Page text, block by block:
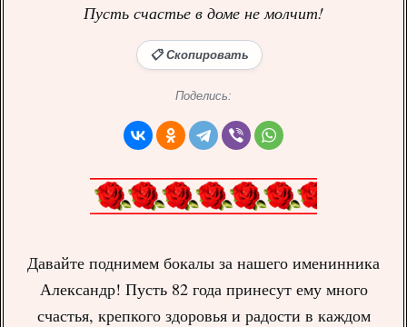
Пусть счастье в доме не молчит!
📋 Скопировать
Поделись:
Давайте поднимем бокалы за нашего именинника
Александр! Пусть 82 года принесут ему много
счастья, крепкого здоровья и радости в каждом